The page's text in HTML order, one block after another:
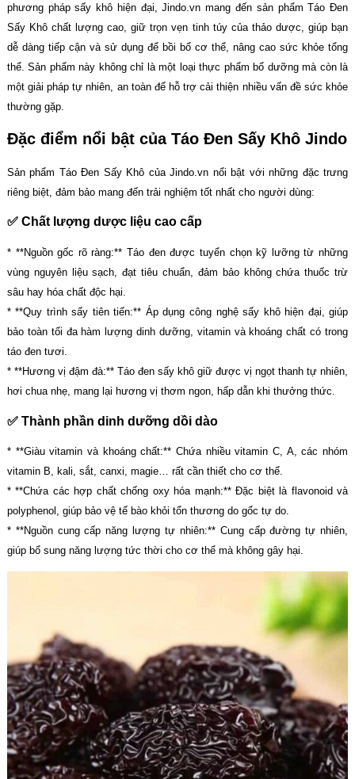
phương pháp sấy khô hiện đại, Jindo.vn mang đến sản phẩm Táo Đen
Sấy Khô chất lượng cao, giữ trọn vẹn tinh túy của thảo dược, giúp bạn
dễ dàng tiếp cận và sử dụng để bồi bổ cơ thể, nâng cao sức khỏe tổng
thể. Sản phẩm này không chỉ là một loại thực phẩm bổ dưỡng mà còn là
một giải pháp tự nhiên, an toàn để hỗ trợ cải thiện nhiều vấn đề sức khỏe
thường gặp.
Đặc điểm nổi bật của Táo Đen Sấy Khô Jindo
Sản phẩm Táo Đen Sấy Khô của Jindo.vn nổi bật với những đặc trưng
riêng biệt, đảm bảo mang đến trải nghiệm tốt nhất cho người dùng:
✅ Chất lượng dược liệu cao cấp
* **Nguồn gốc rõ ràng:** Táo đen được tuyển chọn kỹ lưỡng từ những
vùng nguyên liệu sạch, đạt tiêu chuẩn, đảm bảo không chứa thuốc trừ
sâu hay hóa chất độc hại.
* **Quy trình sấy tiên tiến:** Áp dụng công nghệ sấy khô hiện đại, giúp
bảo toàn tối đa hàm lượng dinh dưỡng, vitamin và khoáng chất có trong
táo đen tươi.
* **Hương vị đậm đà:** Táo đen sấy khô giữ được vị ngọt thanh tự nhiên,
hơi chua nhẹ, mang lại hương vị thơm ngon, hấp dẫn khi thưởng thức.
✅ Thành phần dinh dưỡng dồi dào
* **Giàu vitamin và khoáng chất:** Chứa nhiều vitamin C, A, các nhóm
vitamin B, kali, sắt, canxi, magie… rất cần thiết cho cơ thể.
* **Chứa các hợp chất chống oxy hóa mạnh:** Đặc biệt là flavonoid và
polyphenol, giúp bảo vệ tế bào khỏi tổn thương do gốc tự do.
* **Nguồn cung cấp năng lượng tự nhiên:** Cung cấp đường tự nhiên,
giúp bổ sung năng lượng tức thời cho cơ thể mà không gây hại.